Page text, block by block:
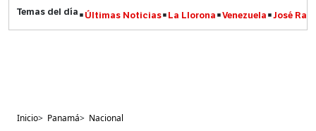
Últimas Noticias La Llorona Venezuela José
Inicio> Panamá> Nacional